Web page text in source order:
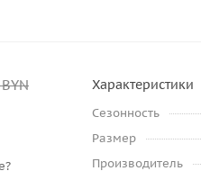
Характеристики
Сезонность
Размер
Производитель